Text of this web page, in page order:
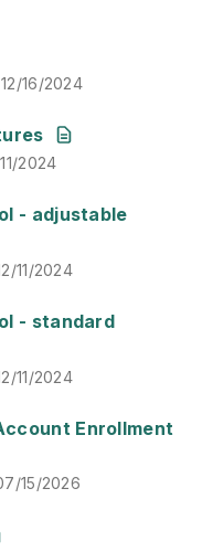
12/16/2024
2024
2024
- adjustable
11/2024
11/2024
- standard
11/2024
11/2024
Enrollment
15/2026
15/2026
28/2025